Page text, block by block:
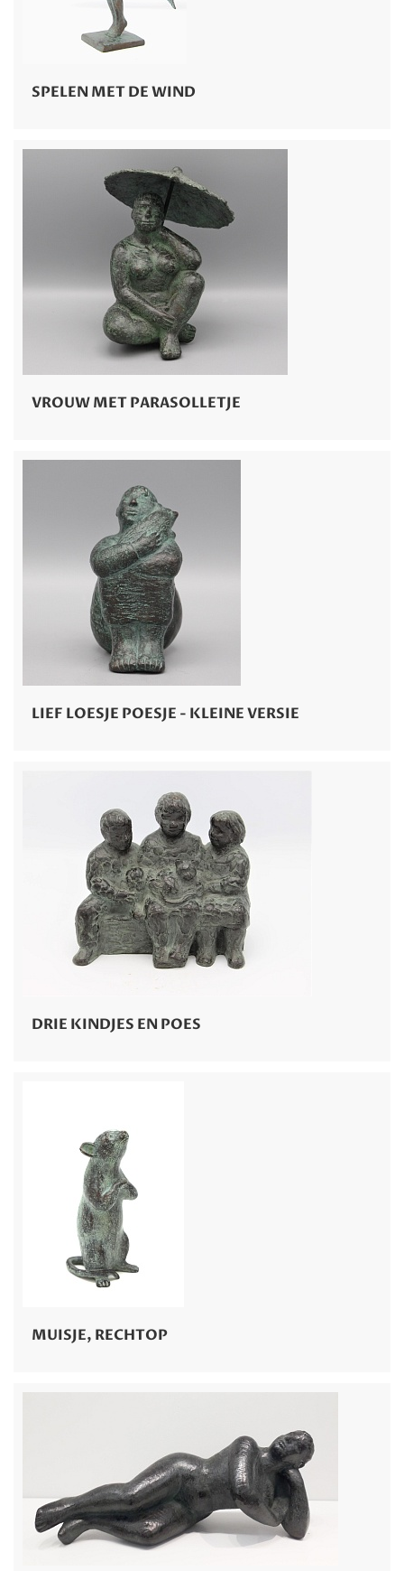
SPELEN MET DE WIND
VROUW MET PARASOLLETJE
LIEF LOESJE POESJE - KLEINE VERSIE
DRIE KINDJES EN POES
MUISJE, RECHTOP